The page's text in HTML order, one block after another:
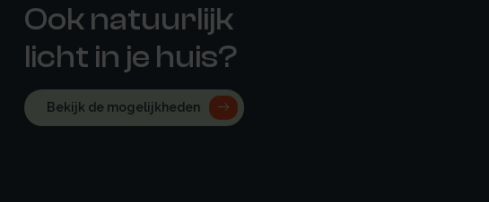
Ook natuurlijk
licht in je huis?
Bekijk de mogelijkheden